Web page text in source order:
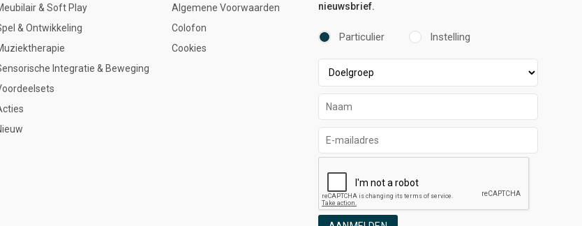
& Soft Play
& Ontwikkeling
Integratie & Beweging
Algemene Voorwaarden
Colofon
Cookies
nieuwsbrief.
Particulier Instelling